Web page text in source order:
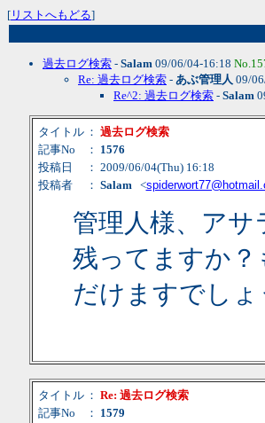
[ リストへもどる]
過去ログ検索 - Salam 09/06/04-16:18
Re: 過去ログ検索 - あぶ管理人 09/
Re^2: 過去ログ検索 - Salam
タイトル ： 過去ログ検索
記事No
： 1576
投稿日
： 2009/06/04(Thu) 16:18
投稿者
： Salam<
管理人様、ア
残ってますか
だけますでしょ
タイトル ： Re: 過去ログ検索
記事No
： 1579